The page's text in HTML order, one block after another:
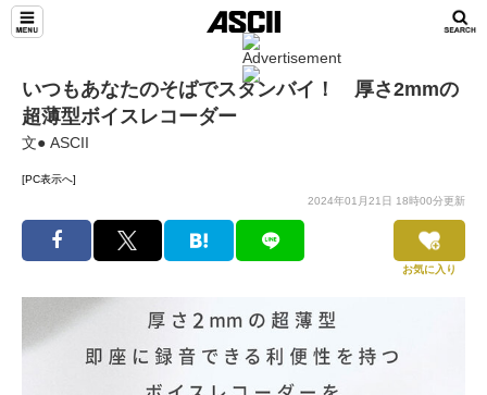
いつもあなたのそばでスタンバイ！ 厚さ2mmの
超薄型ボイスレコーダー
文● ASCII
[PC表示へ]
2024年01月21日 18時00分更新
お気に入り